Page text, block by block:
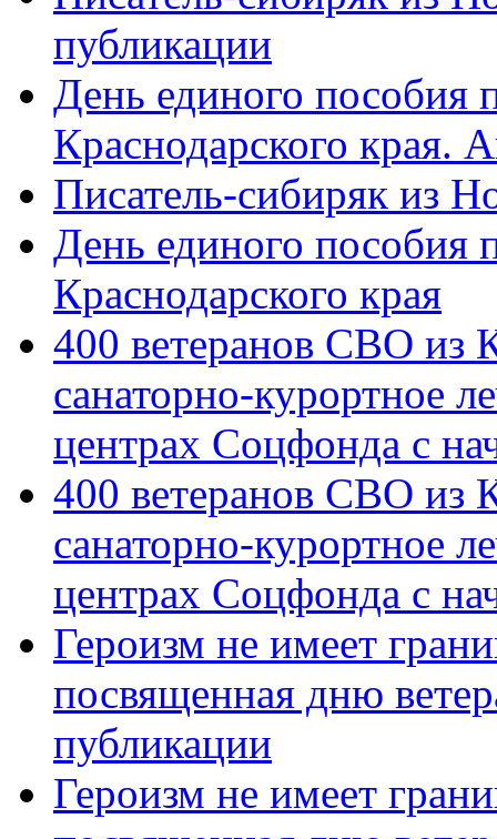
публикации
День единого пособия
Краснодарского края.
Писатель-сибиряк из
День единого пособия
Краснодарского края
400 ветеранов СВО из
санаторно-курортное
центрах Соцфонда с
400 ветеранов СВО из
санаторно-курортное
центрах Соцфонда с
Героизм не имеет
посвященная дню
публикации
Героизм не имеет